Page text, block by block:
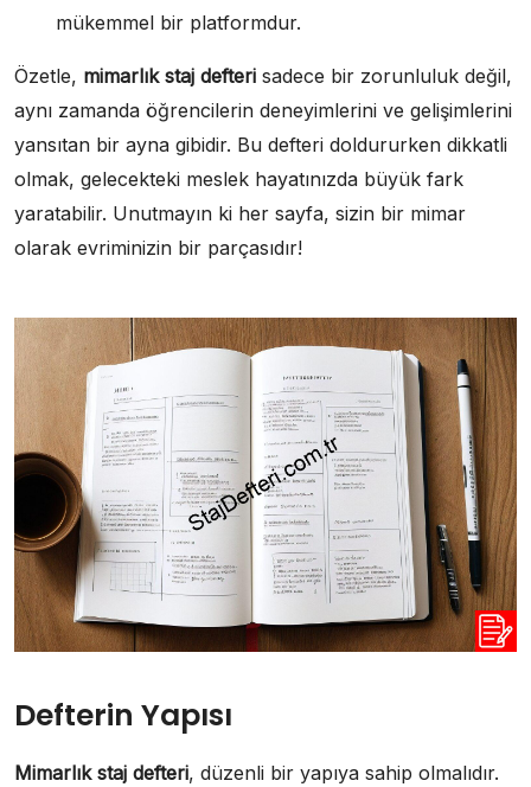
mükemmel bir platformdur.
Özetle, mimarlık staj defteri sadece bir zorunluluk değil,
aynı zamanda öğrencilerin deneyimlerini ve gelişimlerini
yansıtan bir ayna gibidir. Bu defteri doldururken dikkatli
olmak, gelecekteki meslek hayatınızda büyük fark
yaratabilir. Unutmayın ki her sayfa, sizin bir mimar
olarak evriminizin bir parçasıdır!
Defterin Yapısı
Mimarlık staj defteri, düzenli bir yapıya sahip olmalıdır.